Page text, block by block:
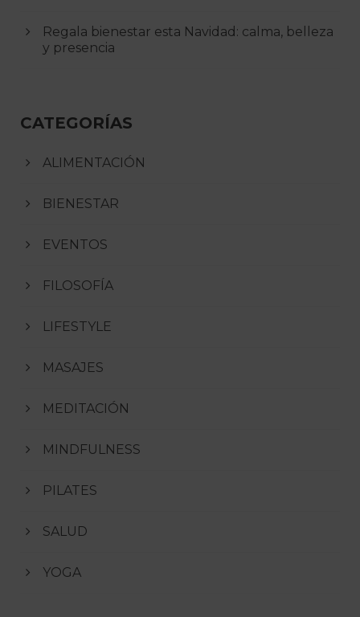
Regala bienestar esta Navidad: calma, belleza
y presencia
CATEGORÍAS
ALIMENTACIÓN
BIENESTAR
EVENTOS
FILOSOFÍA
LIFESTYLE
MASAJES
MEDITACIÓN
MINDFULNESS
PILATES
SALUD
YOGA